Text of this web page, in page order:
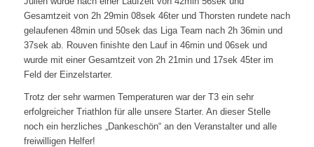
Gesamtzeit von 2h 29min 08sek 46ter und Thorsten rundete nach
gelaufenen 48min und 50sek das Liga Team nach 2h 36min und
37sek ab. Rouven finishte den Lauf in 46min und 06sek und
wurde mit einer Gesamtzeit von 2h 21min und 17sek 45ter im
Feld der Einzelstarter.
Trotz der sehr warmen Temperaturen war der T3 ein sehr
erfolgreicher Triathlon für alle unsere Starter. An dieser Stelle
noch ein herzliches „Dankeschön“ an den Veranstalter und alle
freiwilligen Helfer!